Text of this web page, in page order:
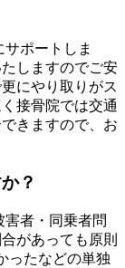
ポートしま
しますのでご安
にやり取りがス
院では交通
きますので、お
？
者・同乗者問
があっても原則
ったなどの単独